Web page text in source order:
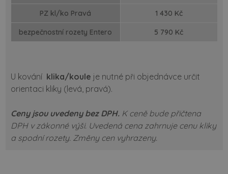
PZ kl/ko Pravá 1 430 Kč
bezpečnostní rozety Entero 5 790 Kč
U kování klika/koule je nutné při objednávce určit
orientaci kliky (levá, pravá).
Ceny jsou uvedeny bez DPH.K ceně bude přičtena
DPH v zákonné výši. Uvedená cena zahrnuje cenu kliky
a spodní rozety. Změny cen vyhrazeny.